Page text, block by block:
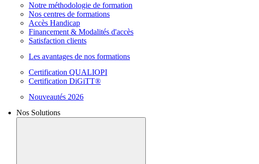
Notre méthodologie de formation
Nos centres de formations
Accès Handicap
Financement & Modalités d'accès
Satisfaction clients
Les avantages de nos formations
Certification QUALIOPI
Certification DiGiTT®
Nouveautés 2026
Nos Solutions